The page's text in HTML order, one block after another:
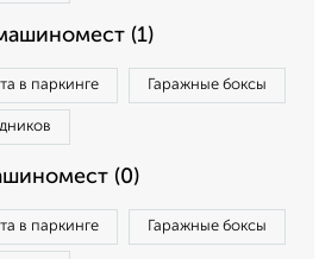
(1)
в паркинге Гаражные боксы
(0)
в паркинге Гаражные боксы